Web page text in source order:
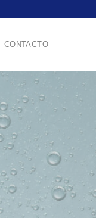
CONTACTO